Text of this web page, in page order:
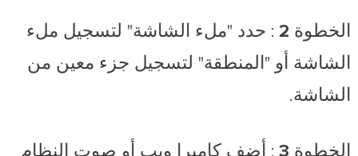
الخطوة 2
: حدد "ملء الشاشة" لتسجيل ملء
الشاشة أو "المنطقة" لتسجيل جزء معين من
الشاشة.
الخطوة 3 : أضف كاميرا ويب أو صوت النظام